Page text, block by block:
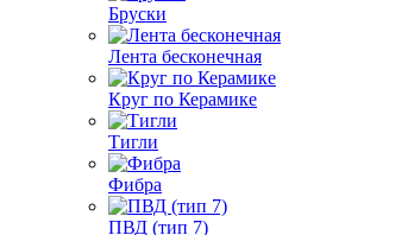
Бруски
Лента бесконечная
Круг по Керамике
Тигли
Фибра
ПВД (тип 7)